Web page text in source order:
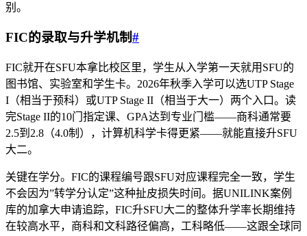
别。
FIC的录取与升学机制#
FIC就开在SFU本拿比校区里，学生从入学第一天就用SFU的
图书馆、实验室和学生卡。2026年秋季入学可以选UTP Stage
I（相当于预科）或UTP Stage II（相当于大一）两个入口。读
完Stage II的10门指定课、GPA达到专业门槛——商科通常要
2.5到2.8（4.0制），计算机科学卡得更紧——就能直接升SFU
大二。
关键在学分。FIC的课程编号跟SFU对应课程完全一致，学生
不会因为”转学分认定”这种扯皮损失时间。据UNILINK案例
库的加拿大申请追踪，FIC升SFU大二的整体升学率长期维持
在较高水平，商科和文科路径偏高，工科略低——这跟全球同